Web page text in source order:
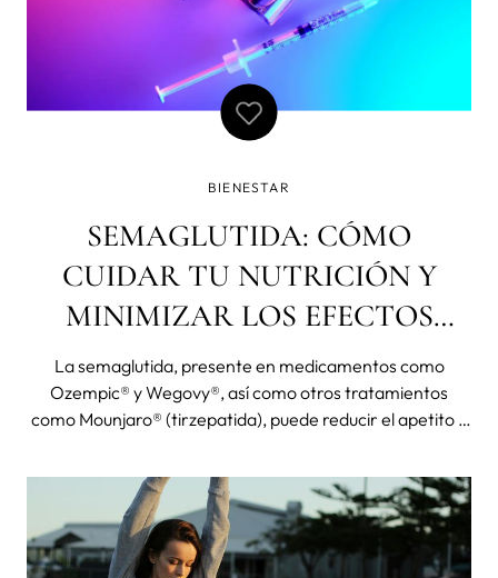
BIENESTAR
SEMAGLUTIDA: CÓMO
CUIDAR TU NUTRICIÓN Y
MINIMIZAR LOS EFECTOS
SECUNDARIOS DURANTE EL
TRATAMIENTO
La semaglutida, presente en medicamentos como
Ozempic® y Wegovy®, así como otros tratamientos
como Mounjaro® (tirzepatida), puede reducir el apetito y
buena nutrición, cuidar la masa muscular, favorecer la
salud intestinal y apoyar tu bienestar durante el
tratamiento, siempre bajo la supervisión de un
profesional sanitario.